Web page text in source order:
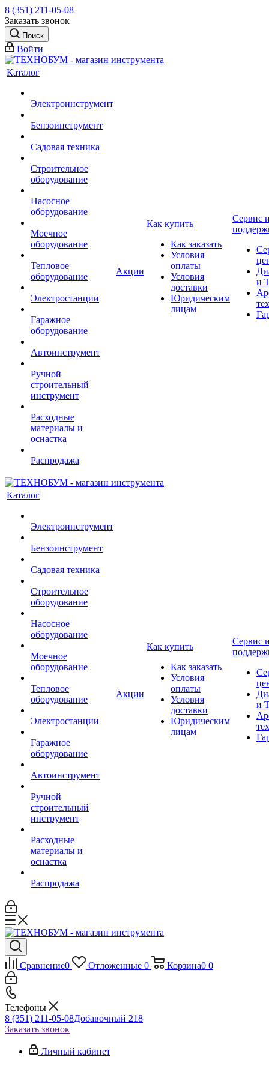
8 (351) 211-05-08
Заказать звонок
Поиск
Войти
Каталог
Электроинструмент
Бензоинструмент
Садовая техника
Строительное
оборудование
Насосное
оборудование
Моечное
оборудование
Тепловое
оборудование
Электростанции
Гаражное
оборудование
Автоинструмент
Ручной
строительный
инструмент
Расходные
материалы и
оснастка
Распродажа
Акции
Как купить
Как заказать
Условия
оплаты
Условия
доставки
Юридическим
лицам
Сервис
и
Каталог
Электроинструмент
Бензоинструмент
Садовая техника
Строительное
оборудование
Насосное
оборудование
Моечное
оборудование
Тепловое
оборудование
Электростанции
Гаражное
оборудование
Автоинструмент
Ручной
строительный
инструмент
Расходные
материалы и
оснастка
Распродажа
Акции
Как купить
Как заказать
Условия
оплаты
Условия
доставки
Юридическим
лицам
Сервис
и
Сравнение0 Отложенные 0 Корзина0 0
Телефоны
8 (351) 211-05-08Добавочный 218
Заказать звонок
Личный кабинет